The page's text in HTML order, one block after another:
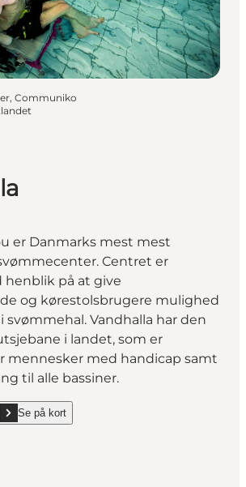
Communiko
er Danmarks mest mest
Centret er
på at give
og kørestolsbrugere mulighed
svømmehal. Vandhalla har den
i landet, som er
med handicap samt
til alle bassiner.
Se på kort
show Vandhalla on_map